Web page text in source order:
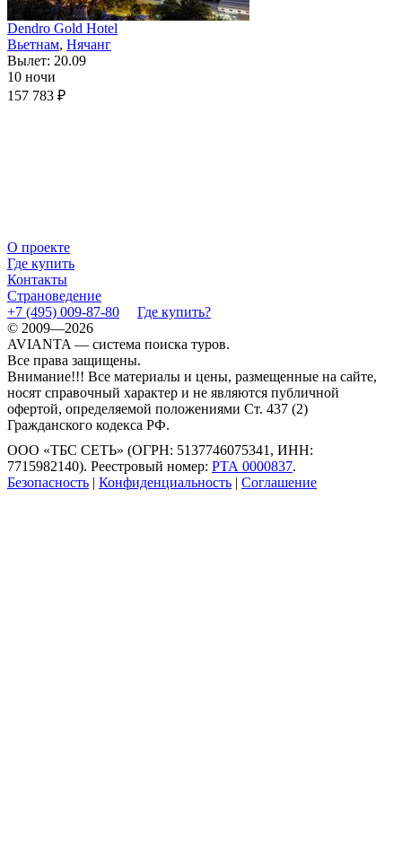
Dendro Gold Hotel
Вьетнам, Нячанг
Вылет: 20.09
10 ночи
157 783 ₽
О проекте
Где купить
Контакты
Страноведение
+7 (495) 009-87-80
Где купить?
© 2009—2026
AVIANTA — система поиска туров.
Все права защищены.
Внимание!!! Все материалы и цены, размещенные на сайте,
носят справочный характер и не являются публичной
офертой, определяемой положениями Ст. 437 (2)
Гражданского кодекса РФ.
ООО «ТБС СЕТЬ» (ОГРН: 5137746075341, ИНН:
7715982140). Реестровый номер: РТА 0000837.
Безопасность | Конфиденциальность | Соглашение